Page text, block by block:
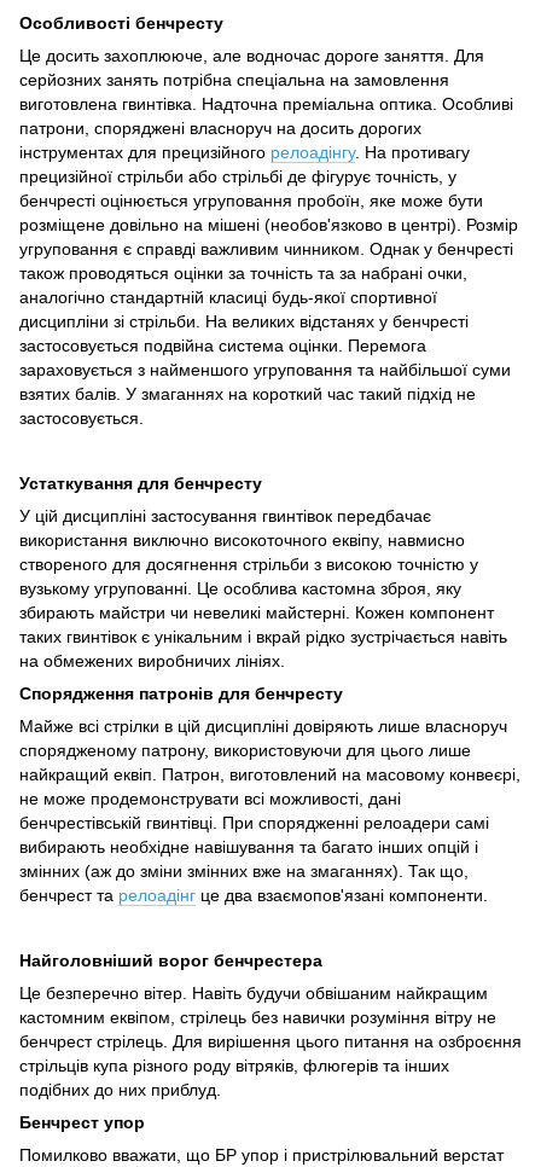
Особливості бенчресту
Це досить захоплююче, але водночас дороге заняття. Для
серйозних занять потрібна спеціальна на замовлення
виготовлена гвинтівка. Надточна преміальна оптика. Особливі
патрони, споряджені власноруч на досить дорогих
інструментах для прецизійного релоадінгу. На противагу
прецизійної стрільби або стрільбі де фігурує точність, у
бенчресті оцінюється угруповання пробоїн, яке може бути
розміщене довільно на мішені (необов'язково в центрі). Розмір
угруповання є справді важливим чинником. Однак у бенчресті
також проводяться оцінки за точність та за набрані очки,
аналогічно стандартній класиці будь-якої спортивної
дисципліни зі стрільби. На великих відстанях у бенчресті
застосовується подвійна система оцінки. Перемога
зараховується з найменшого угруповання та найбільшої суми
взятих балів. У змаганнях на короткий час такий підхід не
застосовується.
Устаткування для бенчресту
У цій дисципліні застосування гвинтівок передбачає
використання виключно високоточного еквіпу, навмисно
створеного для досягнення стрільби з високою точністю у
вузькому угрупованні. Це особлива кастомна зброя, яку
збирають майстри чи невеликі майстерні. Кожен компонент
таких гвинтівок є унікальним і вкрай рідко зустрічається навіть
на обмежених виробничих лініях.
Спорядження патронів для бенчресту
Майже всі стрілки в цій дисципліні довіряють лише власноруч
спорядженому патрону, використовуючи для цього лише
найкращий еквіп. Патрон, виготовлений на масовому конвеєрі,
не може продемонструвати всі можливості, дані
бенчрестівській гвинтівці. При спорядженні релоадери самі
вибирають необхідне навішування та багато інших опцій і
змінних (аж до зміни змінних вже на змаганнях). Так що,
бенчрест та релоадінг це два взаємопов'язані компоненти.
Найголовніший ворог бенчрестера
Це безперечно вітер. Навіть будучи обвішаним найкращим
кастомним еквіпом, стрілець без навички розуміння вітру не
бенчрест стрілець. Для вирішення цього питання на озброєння
стрільців купа різного роду вітряків, флюгерів та інших
подібних до них приблуд.
Бенчрест упор
Помилково вважати, що БР упор і пристрілювальний верстат